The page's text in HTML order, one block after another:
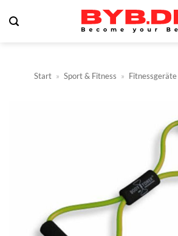
Inhalt
Start » Sport & Fitness » Fitnessgeräte